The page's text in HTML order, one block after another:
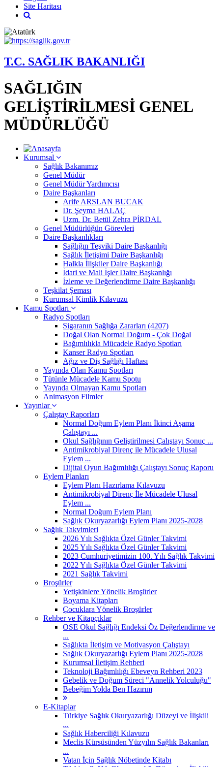
Site Haritası
T.C. SAĞLIK BAKANLIĞI
SAĞLIĞIN
GELİŞTİRİLMESİ GENEL
MÜDÜRLÜĞÜ
Kurumsal
Sağlık Bakanımız
Genel Müdür
Genel Müdür Yardımcısı
Daire Başkanları
Arife ARSLAN BUCAK
Dr. Şeyma HALAÇ
Uzm. Dr. Betül Zehra PİRDAL
Genel Müdürlüğün Görevleri
Daire Başkanlıkları
Sağlığın Teşviki Daire Başkanlığı
Sağlık İletişimi Daire Başkanlığı
Halkla İlişkiler Daire Başkanlığı
İdari ve Mali İşler Daire Başkanlığı
İzleme ve Değerlendirme Daire Başkanlığı
Teşkilat Şeması
Kurumsal Kimlik Kılavuzu
Kamu Spotları
Radyo Spotları
Sigaranın Sağlığa Zararları (4207)
Doğal Olan Normal Doğum - Çok Doğal
Bağımlılıkla Mücadele Radyo Spotları
Kanser Radyo Spotları
Ağız ve Diş Sağlığı Haftası
Yayında Olan Kamu Spotları
Tütünle Mücadele Kamu Spotu
Yayında Olmayan Kamu Spotları
Animasyon Filmler
Yayınlar
Çalıştay Raporları
Normal Doğum Eylem Planı İkinci Aşama
Çalıştayı ...
Okul Sağlığının Geliştirilmesi Çalıştayı Sonuç ...
Antimikrobiyal Direnç ile Mücadele Ulusal
Eylem ...
Dijital Oyun Bağımlılığı Çalıştayı Sonuç Raporu
Eylem Planları
Eylem Planı Hazırlama Kılavuzu
Antimikrobiyal Direnç İle Mücadele Ulusal
Eylem ...
Normal Doğum Eylem Planı
Sağlık Okuryazarlığı Eylem Planı 2025-2028
Sağlık Takvimleri
2026 Yılı Sağlıkta Özel Günler Takvimi
2025 Yılı Sağlıkta Özel Günler Takvimi
2023 Cumhuriyetimizin 100. Yılı Sağlık Takvimi
2022 Yılı Sağlıkta Özel Günler Takvimi
2021 Sağlık Takvimi
Broşürler
Yetişkinlere Yönelik Broşürler
Boyama Kitapları
Çocuklara Yönelik Broşürler
Rehber ve Kitapçıklar
OSE Okul Sağlığı Endeksi Öz Değerlendirme ve
...
Sağlıkta İletişim ve Motivasyon Çalıştayı
Sağlık Okuryazarlığı Eylem Planı 2025-2028
Kurumsal İletişim Rehberi
Teknoloji Bağımlılığı Ebeveyn Rehberi 2023
Gebelik ve Doğum Süreci "Annelik Yolculuğu"
Bebeğim Yolda Ben Hazırım
E-Kitaplar
Türkiye Sağlık Okuryazarlığı Düzeyi ve İlişkili
...
Sağlık Haberciliği Kılavuzu
Meclis Kürsüsünden Yüzyılın Sağlık Bakanları
...
Vatan İçin Sağlık Nöbetinde Kitabı